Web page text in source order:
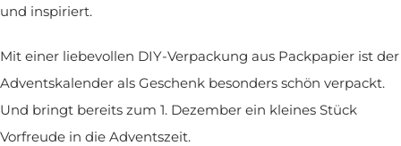
und inspiriert.
Mit einer liebevollen DIY-Verpackung aus Packpapier ist der
Adventskalender als Geschenk besonders schön verpackt.
Und bringt bereits zum 1. Dezember ein kleines Stück
Vorfreude in die Adventszeit.